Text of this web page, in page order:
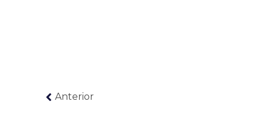
Anterior